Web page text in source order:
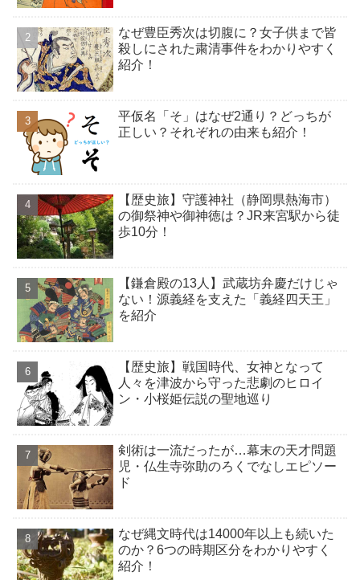
なぜ豊臣秀次は切腹に？女子供まで皆
殺しにされた粛清事件をわかりやすく
紹介！
平仮名「そ」はなぜ2通り？どっちが
正しい？それぞれの由来も紹介！
【歴史旅】守護神社（静岡県熱海市）
の御祭神や御神徳は？JR来宮駅から徒
歩10分！
【鎌倉殿の13人】武蔵坊弁慶だけじゃ
ない！源義経を支えた「義経四天王」
を紹介
【歴史旅】戦国時代、女神となって
人々を津波から守った悲劇のヒロイ
ン・小桜姫伝説の聖地巡り
剣術は一流だったが…幕末の天才問題
児・仏生寺弥助のろくでなしエピソー
ド
なぜ縄文時代は14000年以上も続いた
のか？6つの時期区分をわかりやすく
紹介！